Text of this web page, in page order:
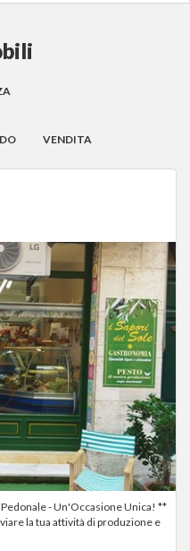
VENDITA
- Un'Occasione Unica! **
la tua attività di produzione e